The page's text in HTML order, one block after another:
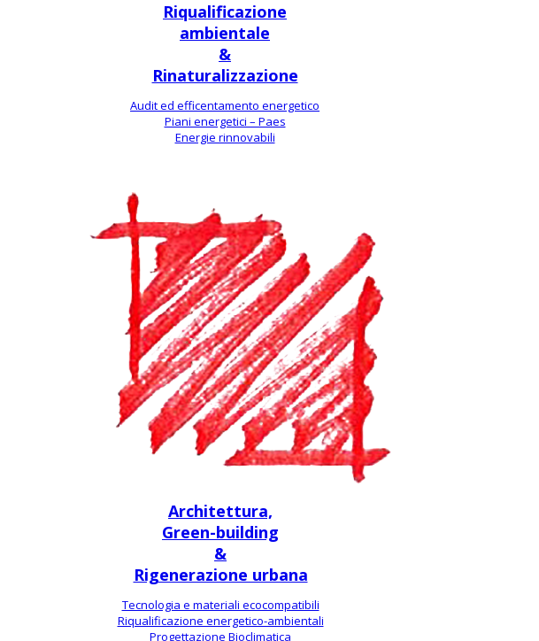
Riqualificazione
ambientale
&
Rinaturalizzazione
Audit ed efficentamento energetico
Piani energetici – Paes
Energie rinnovabili
Architettura,
Green-building
&
Rigenerazione urbana
Tecnologia e materiali ecocompatibili
Riqualificazione energetico-ambientali
Progettazione Bioclimatica